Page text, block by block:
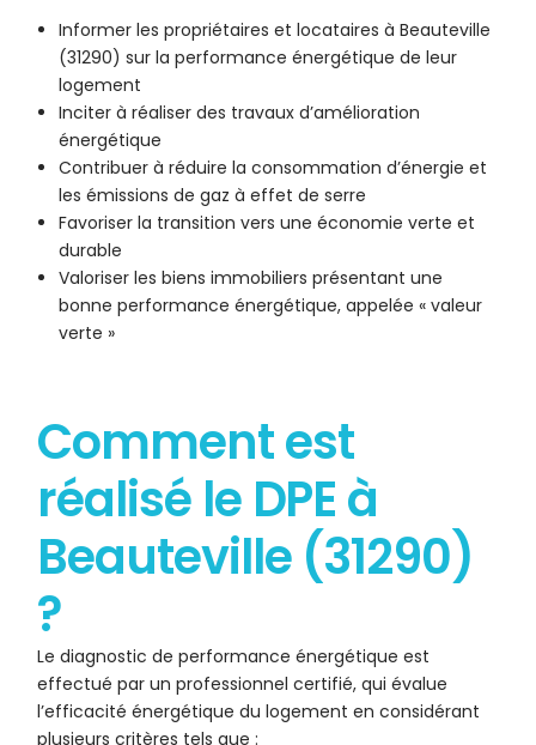
Informer les propriétaires et locataires à Beauteville
(31290) sur la performance énergétique de leur
logement
Inciter à réaliser des travaux d’amélioration
énergétique
Contribuer à réduire la consommation d’énergie et
les émissions de gaz à effet de serre
Favoriser la transition vers une économie verte et
durable
Valoriser les biens immobiliers présentant une
bonne performance énergétique, appelée « valeur
verte »
Comment est
réalisé le DPE à
Beauteville (31290)
?
Le diagnostic de performance énergétique est
effectué par un professionnel certifié, qui évalue
l’efficacité énergétique du logement en considérant
plusieurs critères tels que :